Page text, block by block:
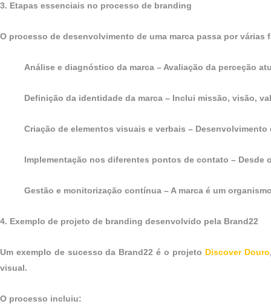
3. Etapas essenciais no processo de branding
O processo de desenvolvimento de uma marca passa por várias
Análise e diagnóstico da marca – Avaliação da perceção
Definição da identidade da marca – Inclui missão, visão,
Criação de elementos visuais e verbais – Desenvolvimento
Implementação nos diferentes pontos de contato – Desde
Gestão e monitorização contínua – A marca é um
4. Exemplo de projeto de branding desenvolvido pela Brand22
Um exemplo de sucesso da Brand22 é o projeto Discover Douro
visual.
O processo incluiu: